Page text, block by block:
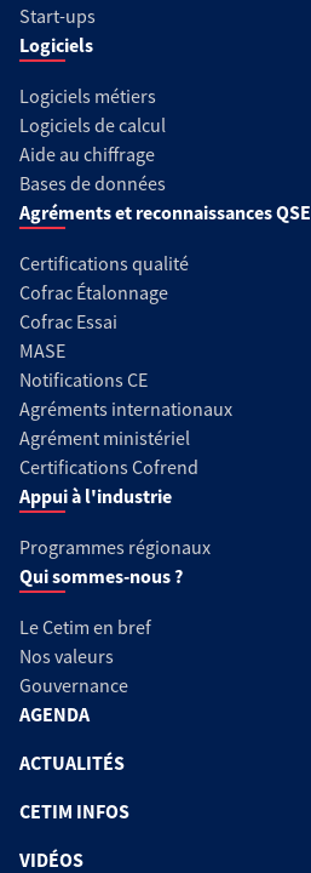
Start-ups
Logiciels
Logiciels métiers
Logiciels de calcul
Aide au chiffrage
Bases de données
Agréments et reconnaissances QSE
Certifications qualité
Cofrac Étalonnage
Cofrac Essai
MASE
Notifications CE
Agréments internationaux
Agrément ministériel
Certifications Cofrend
Appui à l'industrie
Programmes régionaux
Qui sommes-nous ?
Le Cetim en bref
Nos valeurs
Gouvernance
AGENDA
ACTUALITÉS
CETIM INFOS
VIDÉOS